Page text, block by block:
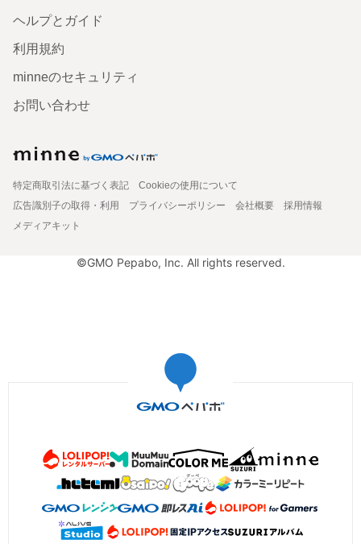
ヘルプとガイド
利用規約
minneのセキュリティ
お問い合わせ
特定商取引法に基づく表記
Cookieの使用について
広告識別子の取得・利用
プライバシーポリシー 会社概要
採用情報
メディアキット
©GMO Pepabo, Inc. All rights reserved.